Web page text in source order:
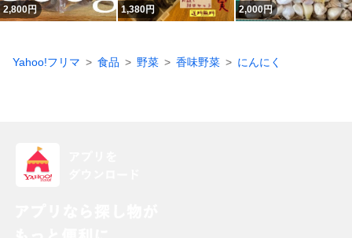
2,800円 1,380円 2,000円
Yahoo!フリマ 食品 野菜 香味野菜 にんにく